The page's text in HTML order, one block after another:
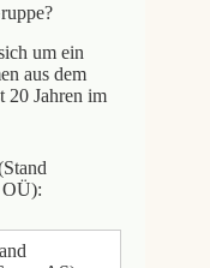
um ein
aus dem
20 Jahren im